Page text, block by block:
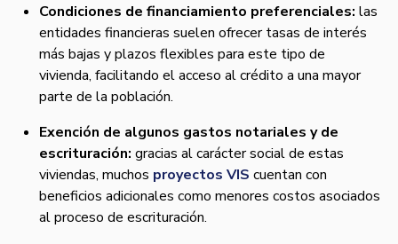
Condiciones de financiamiento preferenciales: las
entidades financieras suelen ofrecer tasas de interés
más bajas y plazos flexibles para este tipo de
vivienda, facilitando el acceso al crédito a una mayor
parte de la población.
Exención de algunos gastos notariales y de
escrituración: gracias al carácter social de estas
viviendas, muchos proyectos VIS cuentan con
beneficios adicionales como menores costos asociados
al proceso de escrituración.